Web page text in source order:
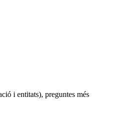
i entitats), preguntes més